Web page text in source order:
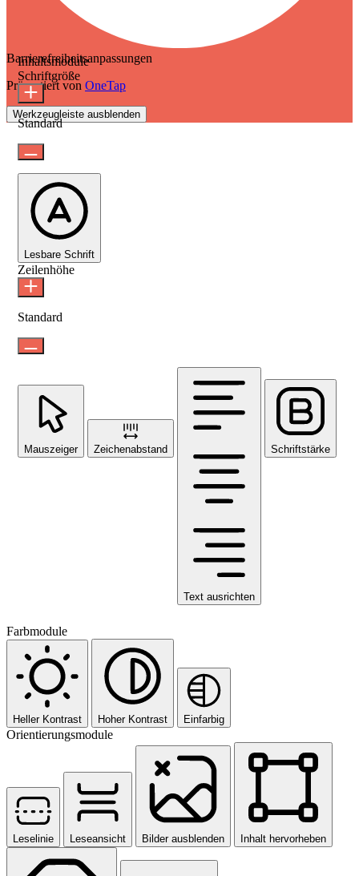
Barrierefreiheitsanpassungen
Präsentiert von OneTap
Werkzeugleiste ausblenden
Inhaltsmodule
Schriftgröße
Standard
Lesbare Schrift
Zeilenhöhe
Standard
Mauszeiger Zeichenabstand
Text ausrichten
Schriftstärke
Farbmodule
Heller Kontrast Hoher Kontrast Einfarbig
Orientierungsmodule
Leselinie Leseansicht Bilder ausblenden Inhalt hervorheben